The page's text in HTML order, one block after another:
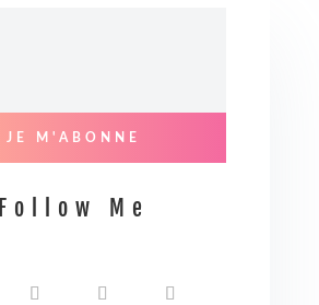
JE M'ABONNE
Follow Me